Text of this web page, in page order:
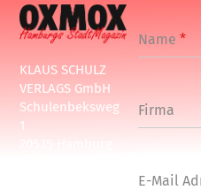
KLAUS SCHULZ
VERLAGS GmbH
Schulenbeksweg
1
Name*
Firma
E-Mail